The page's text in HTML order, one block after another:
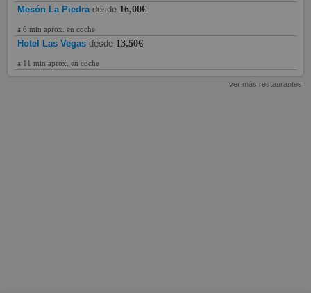
Mesón La Piedra desde 16,00€
a 6 min aprox. en coche
Hotel Las Vegas desde 13,50€
a 11 min aprox. en coche
ver más restaurantes